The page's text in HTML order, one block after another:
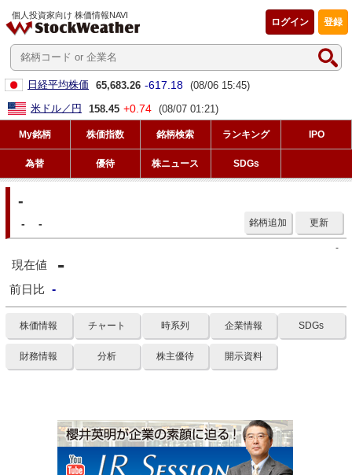
個人投資家向け 株価情報NAVI
登録
ログイン
日経平均株価 65,683.26 -617.18 (08/06 15:45)
米ドル／円
158.45 +0.74 (08/07 01:21)
My銘柄 株価指数 銘柄検索 ランキング IPO
為替 優待 株ニュース SDGs
-
- - 更新
銘柄追加
-
現在値 -
前日比 -
株価情報 チャート 時系列 企業情報 SDGs
財務情報 分析 株主優待 開示資料